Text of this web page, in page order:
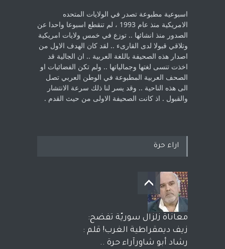
اسبوعية مطبوعة تصدر في الولايات المتحده
الامريكية منذ عام 1993 ، لم ‏تنقطع اسبوعا واحدا عن
الصدور منذ انشائها .. توزع في خمس ولايات امريكية
‏وتلاقي قبولا لدى القارىء ..‏ لقد كان الهدف الاول من
اصدار هذه الصحيفة باللغة العربية .. ان الجالية قد
اخذت ‏تنسى لغتها وجمالياتها .. ولم تكن الفضائيات او
الصحف العربية المطبوعة في الوطن ‏العربي تصل
الى هذه الناحية .. وقد يسر لنا ذلك سرعة الانتشار
والقبول . اذ كانت ‏الصحيفة الاولى من حيث القدم . ‏
اراء حرة
معاناة زلزال سوريّة تفضح:
زيف ديمقراطية الغرب! قلم :
رشاد أبو شاورآراء حرة ..